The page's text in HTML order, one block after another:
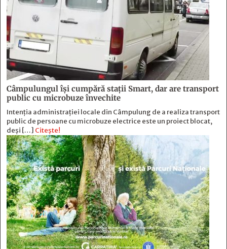
Câmpulungul îşi cumpără staţii Smart, dar are transport
public cu microbuze învechite
Intenția administrației locale din Câmpulung de a realiza transport
public de persoane cu microbuze electrice este un proiect blocat,
deși […] Citește!